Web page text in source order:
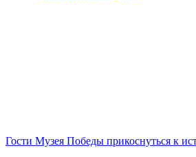
Гости Музея Победы прикоснуться к